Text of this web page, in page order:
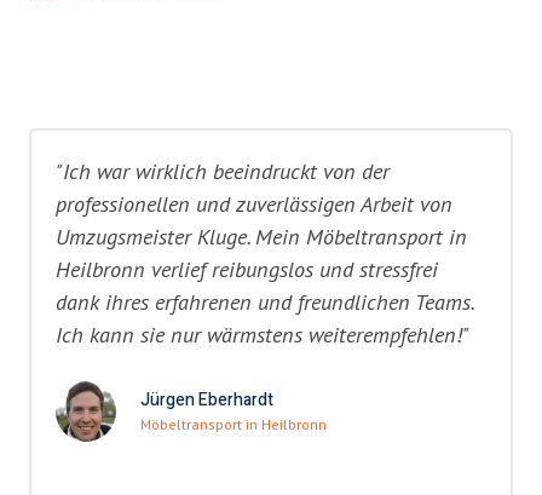
"Ich war wirklich beeindruckt von der
professionellen und zuverlässigen Arbeit von
Umzugsmeister Kluge. Mein Möbeltransport in
Heilbronn verlief reibungslos und stressfrei
dank ihres erfahrenen und freundlichen Teams.
Ich kann sie nur wärmstens weiterempfehlen!"
Jürgen Eberhardt
Möbeltransport in Heilbronn